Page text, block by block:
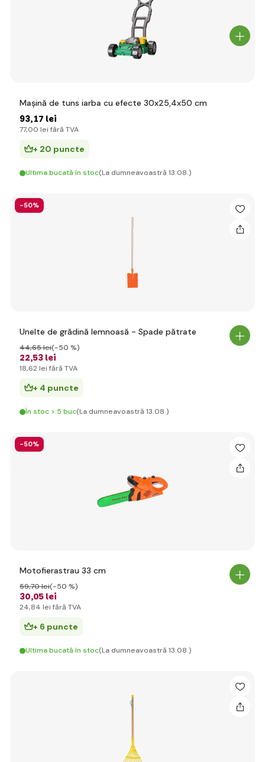
Mașină de tuns iarba cu efecte 30x25,4x50 cm
93,17 lei
77,00 lei fără TVA
+ 20 puncte
Ultima bucată în stoc(La dumneavoastră 13.08.)
-50%
Unelte de grădină lemnoasă - Spade pătrate
22,53 lei
44,65 lei(-50 %)
18,62 lei fără TVA
+ 4 puncte
În stoc > 5 buc(La dumneavoastră 13.08.)
-50%
Motofierastrau 33 cm
30,05 lei
59,70 lei(-50 %)
24,84 lei fără TVA
+ 6 puncte
Ultima bucată în stoc(La dumneavoastră 13.08.)